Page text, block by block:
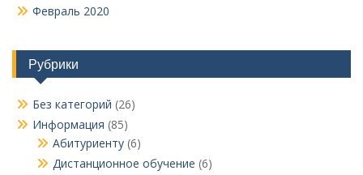
Февраль 2020
Рубрики
Без категорий (26)
Информация (85)
Абитуриенту (6)
Дистанционное обучение (6)